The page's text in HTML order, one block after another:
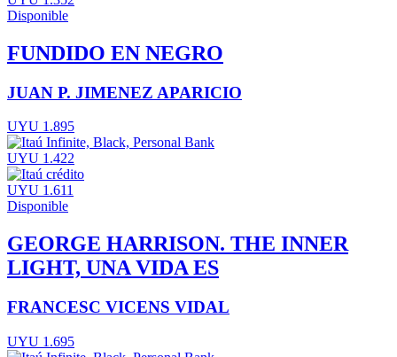
Disponible
FUNDIDO EN NEGRO
JUAN P. JIMENEZ APARICIO
UYU 1.895
UYU 1.422
UYU 1.611
Disponible
GEORGE HARRISON. THE INNER
LIGHT, UNA VIDA ES
FRANCESC VICENS VIDAL
UYU 1.695